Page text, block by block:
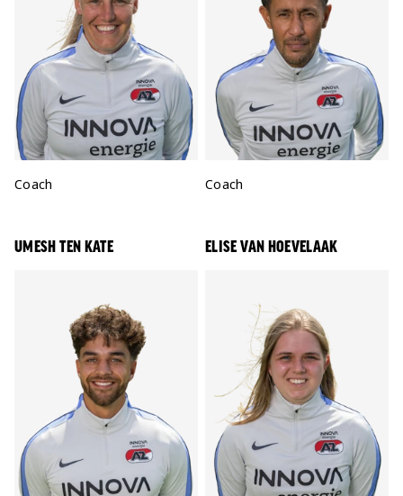
Positie:
Coach Positie:
Coach
UMESH TEN KATE ELISE VAN HOEVELAAK